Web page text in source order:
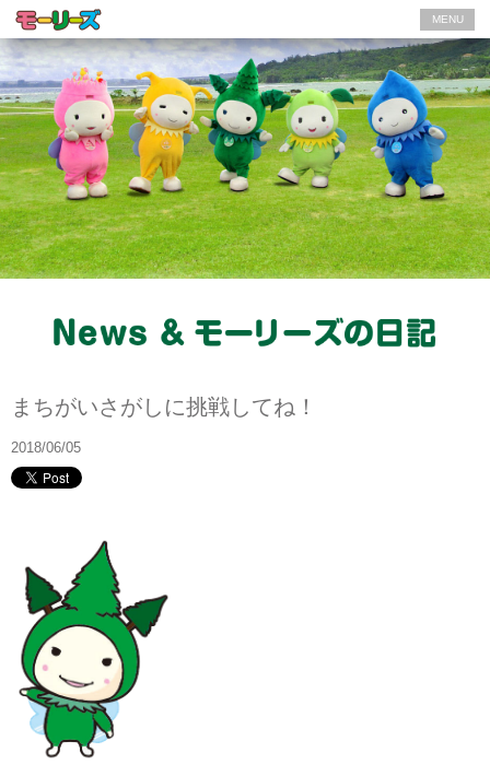
MENU
まちがいさがしに挑戦してね！
2018/06/05